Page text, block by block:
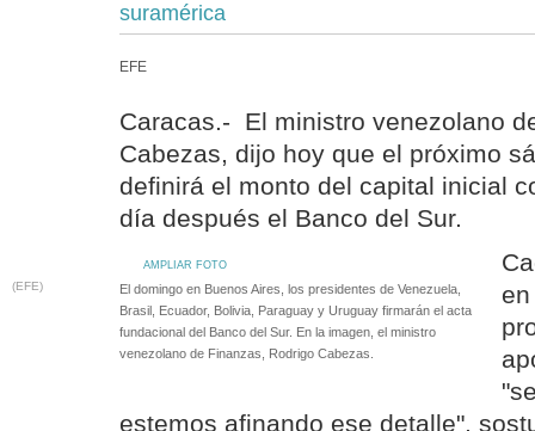
suramérica
EFE
Caracas.- El ministro venezolano
Cabezas, dijo hoy que el próximo
definirá el monto del capital inicial
día después el Banco del Sur.
AMPLIAR FOTO
(EFE)
El domingo en Buenos Aires, los presidentes de Venezuela,
Brasil, Ecuador, Bolivia, Paraguay y Uruguay firmarán el acta
fundacional del Banco del Sur. En la imagen, el ministro
venezolano de Finanzas, Rodrigo Cabezas.
estemos afinando ese detalle",